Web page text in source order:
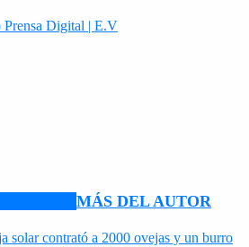
Digital | E.V
MÁS DEL AUTOR